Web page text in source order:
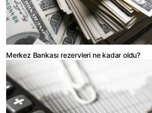
Merkez Bankası rezervleri ne kadar oldu?